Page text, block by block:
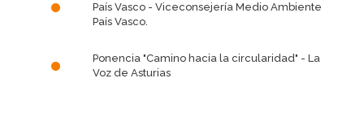
País Vasco - Viceconsejería Medio Ambiente
País Vasco.
Ponencia "Camino hacia la circularidad" - La
Voz de Asturias